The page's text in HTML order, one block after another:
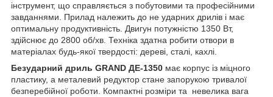
інструмент, що справляється з побутовими та професійними
завданнями. Прилад належить до не ударних дрилів і має
оптимальну продуктивність. Двигун потужністю 1350 Вт,
здійснює до 2800 об/хв. Техніка здатна робити отвори в
матеріалах будь-якої твердості: дереві, сталі, кахлі.
Безударний дриль GRAND ДЕ-1350 має корпус із міцного
пластику, а металевий редуктор стане запорукою тривалої
безперебійної роботи. Компактні розміри та невелика вага